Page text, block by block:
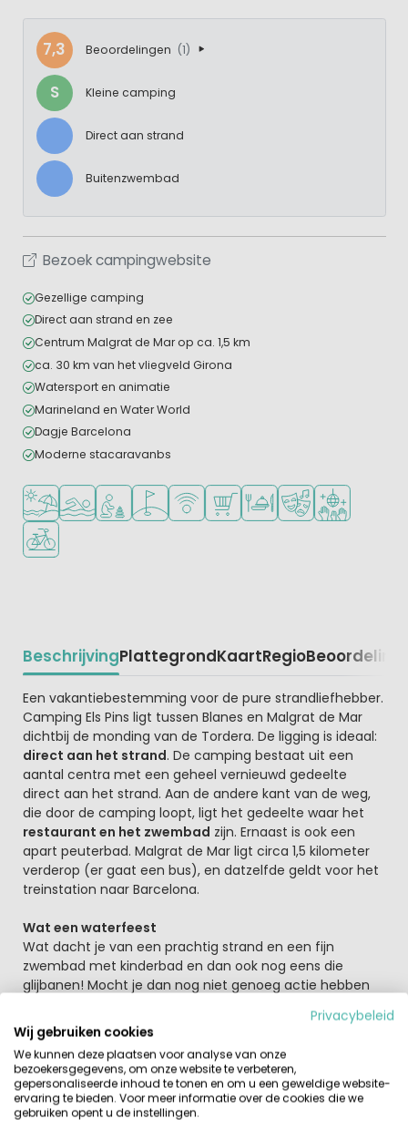
7,3 Beoordelingen (1)
S Kleine camping
Direct aan strand
Buitenzwembad
Bezoek campingwebsite
Gezellige camping
Direct aan strand en zee
Centrum Malgrat de Mar op ca. 1,5 km
ca. 30 km van het vliegveld Girona
Watersport en animatie
Marineland en Water World
Dagje Barcelona
Moderne stacaravanbs
Ligt bij strand en zee
Openlucht zwembad
Aanbevolen voor jonge kinderen
Golfbaan in de buurt
WiFi beschikbaar
Campingwinkel/Supermarkt
Restaurant of pizzeria
Discotheek
Fietsverhuur
BeschrijvingPlattegrondKaartRegio
Beschrijving
Een vakantiebestemming voor de pure strandliefhebber.
Camping Els Pins ligt tussen Blanes en Malgrat de Mar
dichtbij de monding van de Tordera. De ligging is ideaal:
direct aan het strand. De camping bestaat uit een
aantal centra met een geheel vernieuwd gedeelte
direct aan het strand. Aan de andere kant van de weg,
die door de camping loopt, ligt het gedeelte waar het
restaurant en het zwembad zijn. Ernaast is ook een
apart peuterbad. Malgrat de Mar ligt circa 1,5 kilometer
verderop (er gaat een bus), en datzelfde geldt voor het
treinstation naar Barcelona.
Wat een waterfeest
Wat dacht je van een prachtig strand en een fijn
zwembad met kinderbad en dan ook nog eens die
glijbanen! Mocht je dan nog niet genoeg actie hebben
trappen of gooien bij het voetbal/basketbalveld.
Geniet van de heerlijke Spaanse sfeer
Malgrat de Mar was ooit een rustig vissersplaatsje.
Tegenwoordig is het een levendige gezellige badplaats,
maar nog steeds ademt de dorpskern het authentieke
Privacybeleid
Wij gebruiken cookies
We kunnen deze plaatsen voor analyse van onze
bezoekersgegevens, om onze website te verbeteren,
gepersonaliseerde inhoud te tonen en om u een geweldige website-
ervaring te bieden. Voor meer informatie over de cookies die we
gebruiken opent u de instellingen.